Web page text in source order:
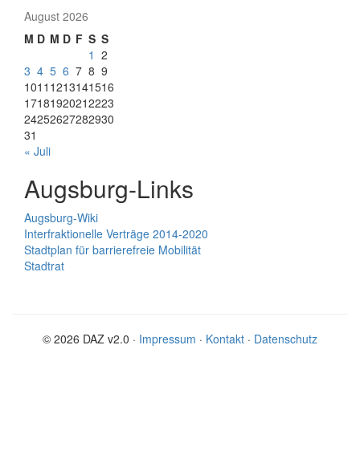
August 2026
M D M D F S S
1 2
3 4 5 6 7 8 9
1011 1213141516
17181920212223
24252627282930
31
« Juli
Augsburg-Links
Augsburg-Wiki
Interfraktionelle Verträge 2014-2020
Stadtplan für barrierefreie Mobilität
Stadtrat
© 2026 DAZ v2.0 · Impressum · Kontakt · Datenschutz